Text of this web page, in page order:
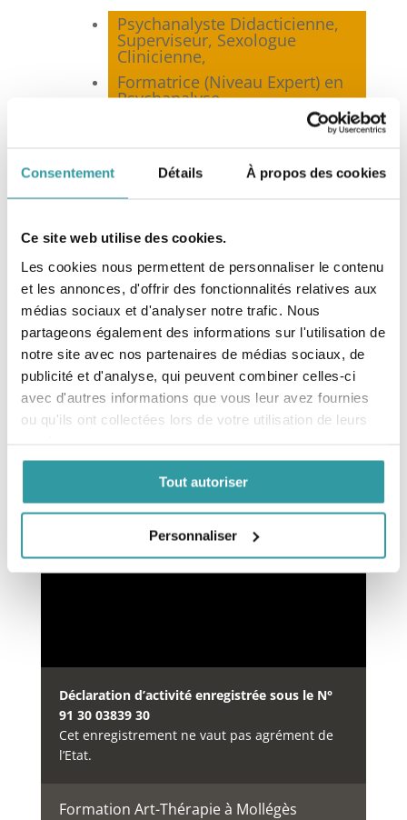
Consentement Détails À propos des cookies
Ce site web utilise des cookies.
Les cookies nous permettent de personnaliser le contenu
et les annonces, d'offrir des fonctionnalités relatives aux
médias sociaux et d'analyser notre trafic. Nous
partageons également des informations sur l'utilisation de
notre site avec nos partenaires de médias sociaux, de
publicité et d'analyse, qui peuvent combiner celles-ci
avec d'autres informations que vous leur avez fournies
ou qu'ils ont collectées lors de votre utilisation de leurs
Tout autoriser
Personnaliser
Psychanalyste Didacticienne,
Superviseur, Sexologue
Clinicienne,
Formatrice (Niveau Expert) en
Psychanalyse,
(FNP)*, Marseille,
Membre de la
de Psychanalyse
Membre du Syndicat National
des Sexologues Cliniciens
(SNSC), Toulouse,
Membre de la Société
Française de Sexologie
Clinique (SFSC), Paris.
Financement des formations
Notre organisme de formation est inscrit au
répertoireDataDock
à partir du 15/05/2019 sous le
Déclaration d’activité enregistrée sous le N°
91 30 03839 30
Cet enregistrement ne vaut pas agrément de
l’Etat.
Formation Art-Thérapie à Mollégès